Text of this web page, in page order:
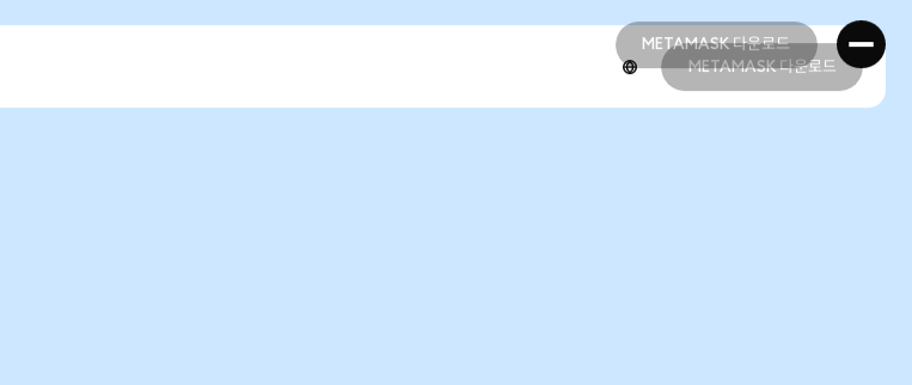
METAMASK 다운로드
METAMASK 다운로드
METAMASK 다운로드